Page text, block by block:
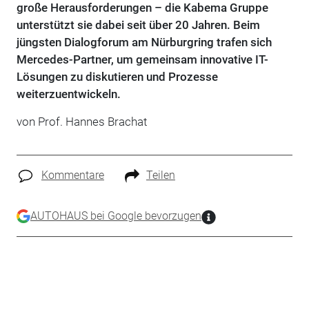
große Herausforderungen – die Kabema Gruppe
unterstützt sie dabei seit über 20 Jahren. Beim
jüngsten Dialogforum am Nürburgring trafen sich
Mercedes-Partner, um gemeinsam innovative IT-
Lösungen zu diskutieren und Prozesse
weiterzuentwickeln.
von Prof. Hannes Brachat
Kommentare Teilen
AUTOHAUS bei Google bevorzugen